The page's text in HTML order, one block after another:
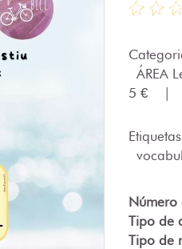
ÁREA
5 €
Número
Tipo de
Tipo de